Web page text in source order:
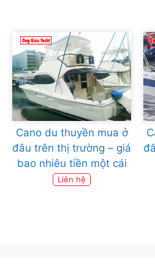
Cano du thuyền mua ở
đâu trên thị trường – giá
bao nhiêu tiền một cái
Liên hệ